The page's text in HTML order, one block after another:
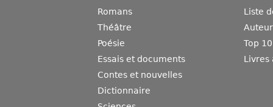
Romans
Théâtre
Poésie
Essais et documents
Contes et nouvelles
Dictionnaire
Liste
Top
Livres